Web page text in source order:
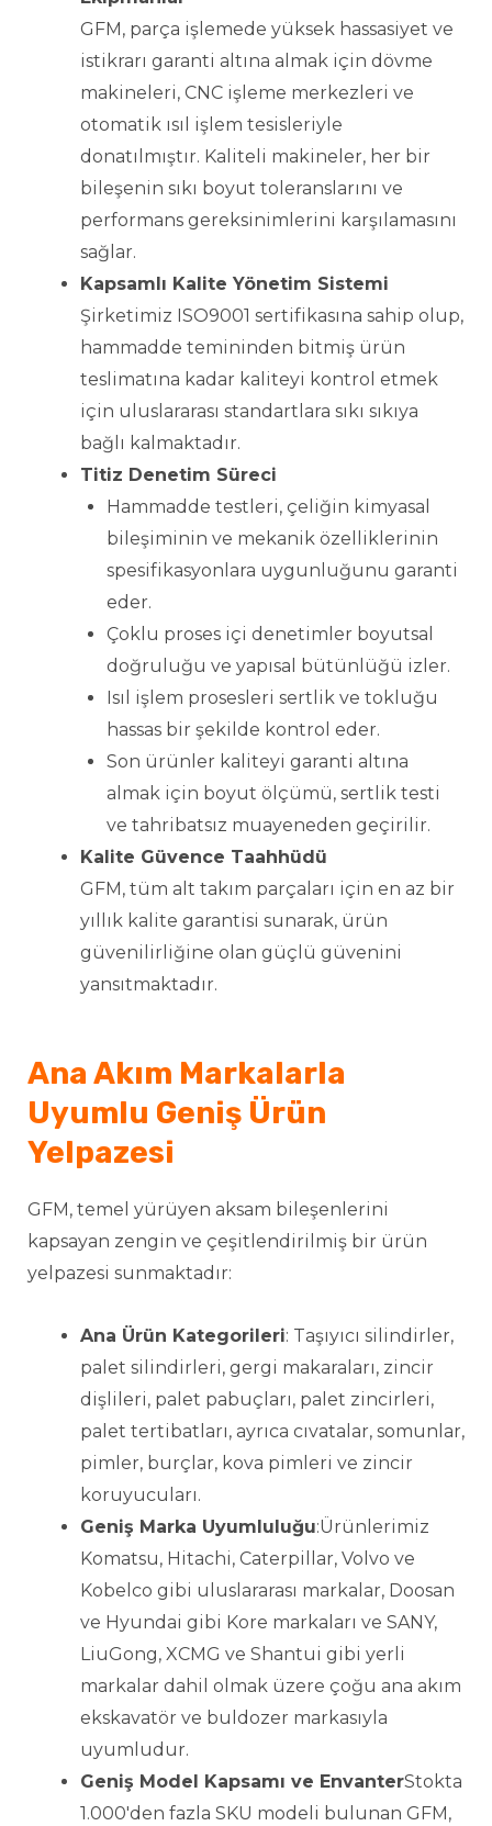
GFM, parça işlemede yüksek hassasiyet ve
istikrarı garanti altına almak için dövme
makineleri, CNC işleme merkezleri ve
otomatik ısıl işlem tesisleriyle
donatılmıştır. Kaliteli makineler, her bir
bileşenin sıkı boyut toleranslarını ve
performans gereksinimlerini karşılamasını
sağlar.
Kapsamlı Kalite Yönetim Sistemi
Şirketimiz ISO9001 sertifikasına sahip olup,
hammadde temininden bitmiş ürün
teslimatına kadar kaliteyi kontrol etmek
için uluslararası standartlara sıkı sıkıya
bağlı kalmaktadır.
Titiz Denetim Süreci
Hammadde testleri, çeliğin kimyasal
bileşiminin ve mekanik özelliklerinin
spesifikasyonlara uygunluğunu garanti
eder.
Çoklu proses içi denetimler boyutsal
doğruluğu ve yapısal bütünlüğü izler.
Isıl işlem prosesleri sertlik ve tokluğu
hassas bir şekilde kontrol eder.
Son ürünler kaliteyi garanti altına
almak için boyut ölçümü, sertlik testi
ve tahribatsız muayeneden geçirilir.
Kalite Güvence Taahhüdü
GFM, tüm alt takım parçaları için en az bir
yıllık kalite garantisi sunarak, ürün
güvenilirliğine olan güçlü güvenini
yansıtmaktadır.
Ana Akım Markalarla
Uyumlu Geniş Ürün
Yelpazesi
GFM, temel yürüyen aksam bileşenlerini
kapsayan zengin ve çeşitlendirilmiş bir ürün
yelpazesi sunmaktadır:
Ana Ürün Kategorileri: Taşıyıcı silindirler,
palet silindirleri, gergi makaraları, zincir
dişlileri, palet pabuçları, palet zincirleri,
palet tertibatları, ayrıca cıvatalar, somunlar,
pimler, burçlar, kova pimleri ve zincir
koruyucuları.
Geniş Marka Uyumluluğu:Ürünlerimiz
Komatsu, Hitachi, Caterpillar, Volvo ve
Kobelco gibi uluslararası markalar, Doosan
ve Hyundai gibi Kore markaları ve SANY,
LiuGong, XCMG ve Shantui gibi yerli
markalar dahil olmak üzere çoğu ana akım
ekskavatör ve buldozer markasıyla
uyumludur.
Geniş Model Kapsamı ve EnvanterStokta
1.000'den fazla SKU modeli bulunan GFM,